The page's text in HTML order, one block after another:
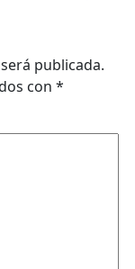
publicada.
con *